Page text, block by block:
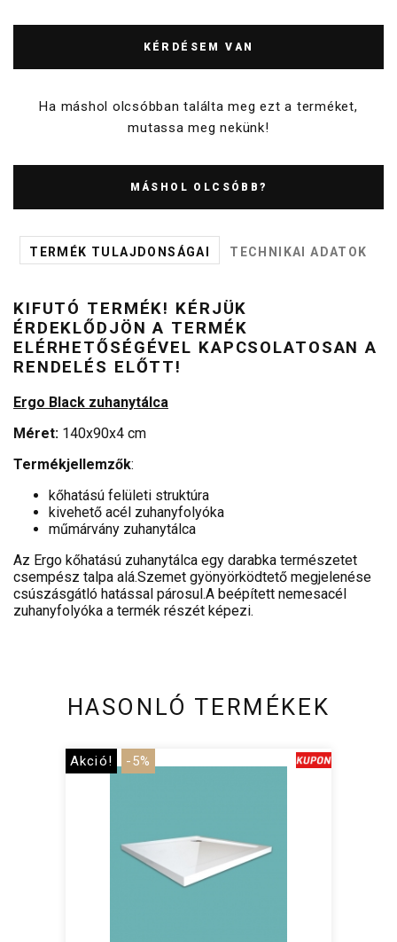
KÉRDÉSEM VAN
Ha máshol olcsóbban találta meg ezt a terméket,
mutassa meg nekünk!
MÁSHOL OLCSÓBB?
TERMÉK TULAJDONSÁGAI TECHNIKAI ADATOK
KIFUTÓ TERMÉK! KÉRJÜK
ÉRDEKLŐDJÖN A TERMÉK
ELÉRHETŐSÉGÉVEL KAPCSOLATOSAN A
RENDELÉS ELŐTT!
Ergo Black zuhanytálca
Méret: 140x90x4 cm
Termékjellemzők:
kőhatású felületi struktúra
kivehető acél zuhanyfolyóka
műmárvány zuhanytálca
Az Ergo kőhatású zuhanytálca egy darabka természetet
csempész talpa alá.Szemet gyönyörködtető megjelenése
csúszásgátló hatással párosul.A beépített nemesacél
zuhanyfolyóka a termék részét képezi.
HASONLÓ TERMÉKEK
Akció! -5%